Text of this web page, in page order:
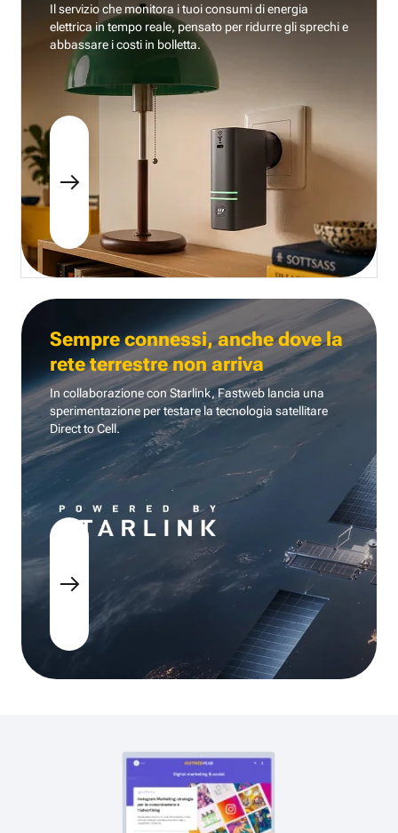
Il servizio che monitora i tuoi consumi di energia
elettrica in tempo reale, pensato per ridurre gli sprechi e
abbassare i costi in bolletta.
Sempre connessi, anche dove la
rete terrestre non arriva
In collaborazione con Starlink, Fastweb lancia una
sperimentazione per testare la tecnologia satellitare
Direct to Cell.